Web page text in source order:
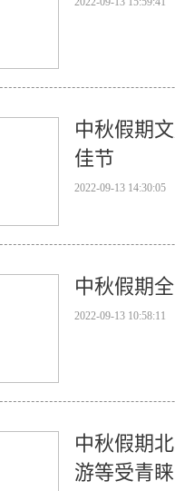
中秋假期
佳节
2022-09-13 14:30:05
中秋假期
2022-09-13 10:58:11
中秋假期
游等受青睐